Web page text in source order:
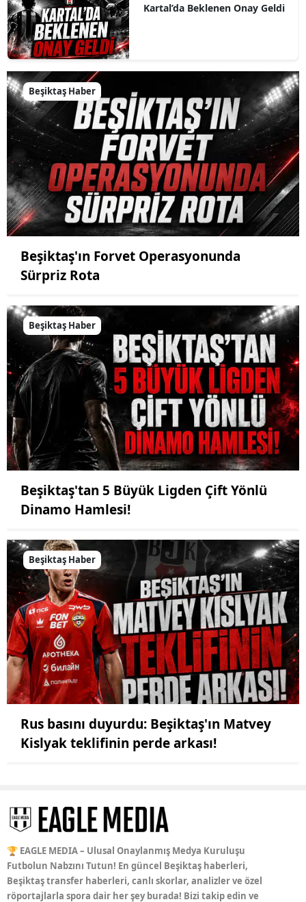
Kartal’da Beklenen Onay Geldi
Beşiktaş Haber
Beşiktaş'ın Forvet Operasyonunda
Sürpriz Rota
Beşiktaş Haber
Beşiktaş'tan 5 Büyük Ligden Çift Yönlü
Dinamo Hamlesi!
Beşiktaş Haber
Rus basını duyurdu: Beşiktaş'ın Matvey
Kislyak teklifinin perde arkası!
🏆 EAGLE MEDIA – Ulusal Onaylanmış Medya Kuruluşu
Futbolun Nabzını Tutun! En güncel Beşiktaş haberleri,
Beşiktaş transfer haberleri, canlı skorlar, analizler ve özel
röportajlarla spora dair her şey burada! Bizi takip edin ve